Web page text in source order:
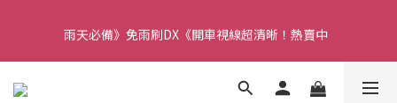
聯絡我們確認。
雨天必備》免雨刷DX《開車視線超清晰！熱賣中
【重要】本公司不會在假日、非上班時段以電話連絡，若有疑慮請